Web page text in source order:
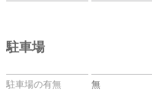
駐車場
駐車場の有無 無